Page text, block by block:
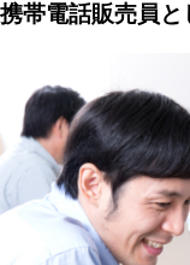
携帯電話販売員と